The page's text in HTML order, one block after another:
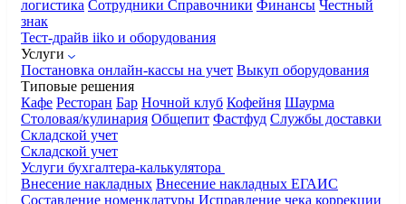
логистика Сотрудники Справочники Финансы Честный
знак
Тест-драйв iiko и оборудования
Услуги
Постановка онлайн-кассы на учет Выкуп оборудования
Типовые решения
Кафе Ресторан Бар Ночной клуб Кофейня Шаурма
Столовая/кулинария Общепит Фастфуд Службы доставки
Складской учет
Складской учет
Услуги бухгалтера-калькулятора
Внесение накладных Внесение накладных ЕГАИС
Составление номенклатуры Исправление чека коррекции